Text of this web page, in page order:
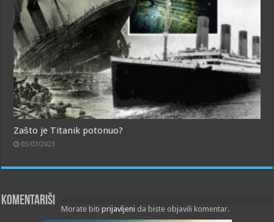
Zašto je Titanik potonuo?
03/07/2023
Komentariši
Morate bitiprijavljeni da biste objavili komentar.